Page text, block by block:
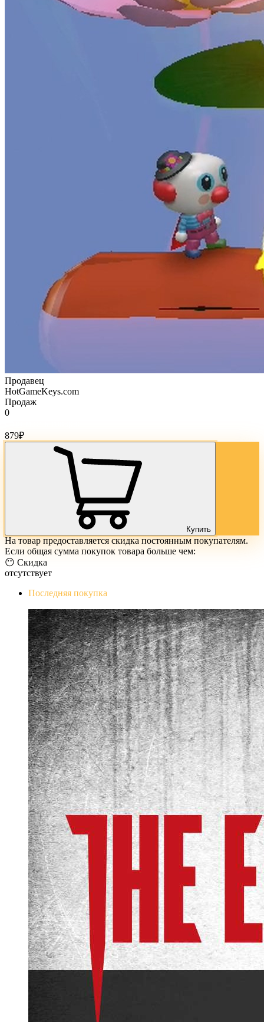
Продавец
HotGameKeys.com
Продаж
0
879₽
Купить
На товар предоставляется скидка постоянным покупателям.
Если общая сумма покупок товара больше чем:
😶 Скидка
отсутствует
Последняя покупка